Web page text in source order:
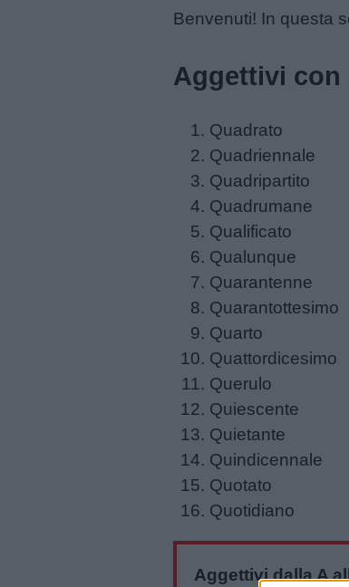
Benvenuti! In questa
Aggettivi con
Quadrato
Quadriennale
Quadripartito
Quadrumane
Qualificato
Qualunque
Quarantenne
Quarantottesimo
Quarto
Quattordicesimo
Querulo
Quiescente
Quietante
Quindicennale
Quotato
Quotidiano
Aggettivi dalla A